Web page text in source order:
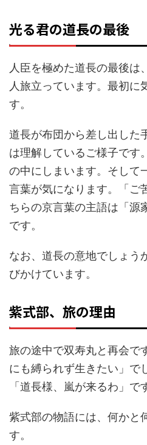
光る君の道長の最後
人臣を極めた道長の最後は
人旅立っています。最初に
す。
道長が布団から差し出した
は理解しているご様子です
の中にしまいます。そして
言葉が気になります。「ご
ちらの京言葉の主語は「源
です。
なお、道長の意地でしょう
びかけています。
紫式部、旅の理由
旅の途中で双寿丸と再会で
にも縛られず生きたい」で
「道長様、嵐が来るわ」で
紫式部の物語には、何かと
す。